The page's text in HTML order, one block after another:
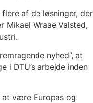
af de løsninger, der
Mikael Wraae Valsted,
nyhed”, at
i DTU’s arbejde inden
at være Europas og